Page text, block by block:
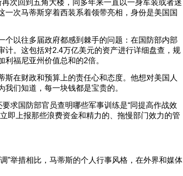
次回到五角大楼，同多年来一直以一身军装或者迷
一次马蒂斯穿着西装系着领带亮相，身份是美国国
个以往多届政府都感到棘手的问题：在国防部内部
计。这包括对2.4万亿美元的资产进行详细盘查，规
福尼亚州价值总和的2倍。
斯在财政和预算上的责任心和态度。他想对美国人
们知道，每一块钱都是宝贵的。
要求国防部官员查明哪些军事训练是“同提高作战效
即上报那些浪费资金和精力的、拖慢部门效力的管
”举措相比，马蒂斯的个人行事风格，在外界和媒体